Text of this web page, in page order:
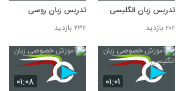
تدریس زبان انگلیسی
۲۰۲ بازدید
تدریس زبان روسی
۲۳۲ بازدید
۰۱:۰۱ ۰۱:۰۸